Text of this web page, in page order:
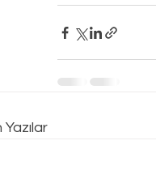
Yazılar